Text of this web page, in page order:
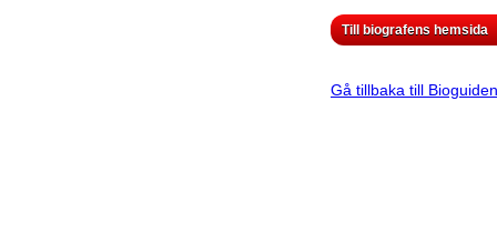
Till biografens hemsida
Gå tillbaka till Bioguiden